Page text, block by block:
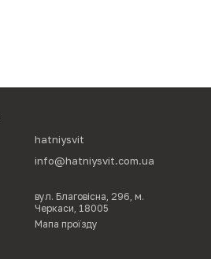
hatniysvit
info@hatniysvit.com.ua
вул. Благовісна, 296, м.
Черкаси, 18005
Мапа проїзду